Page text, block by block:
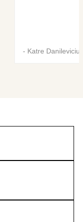
- Katre Danilevicius